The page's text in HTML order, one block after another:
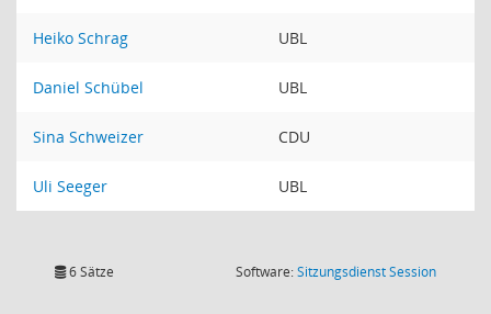
Heiko Schrag UBL
Daniel Schübel UBL
Sina Schweizer CDU
Uli Seeger UBL
6 Sätze Software:SitzungsdienstSession(Wird in